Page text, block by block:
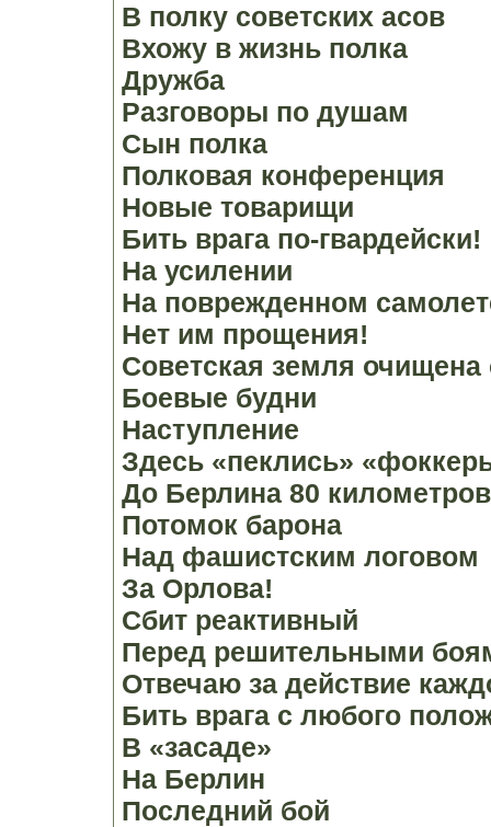
В полку советских асов
Вхожу в жизнь полка
Дружба
Разговоры по душам
Сын полка
Полковая конференция
Новые товарищи
Бить врага по-гвардейски!
На усилении
На поврежденном
Нет им прощения!
Советская земля очищена
Боевые будни
Наступление
Здесь «пеклись»
До Берлина 80 километров
Потомок барона
Над фашистским логовом
За Орлова!
Сбит реактивный
Перед решительными
Отвечаю за действие
Бить врага с любого
В «засаде»
На Берлин
Последний бой